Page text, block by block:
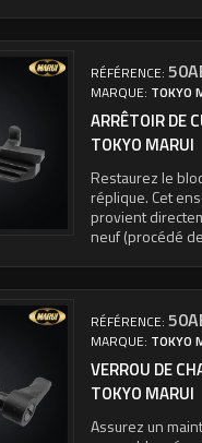
RÉFÉRENCE:
MARQUE: TOKYO
ARRÊTOIR DE
TOKYO MARUI
Restaurez le
réplique. Cet
provient
neuf (procédé
RÉFÉRENCE:
MARQUE: TOKYO
VERROU DE
TOKYO MARUI
Assurez un